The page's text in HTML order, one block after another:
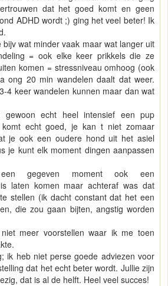
dat het goed komt en geen
ADHD wordt ;) ging het veel beter! Ik
wat minder vaak maar wat langer uit
= ook elke keer prikkels die ze
komen = stressniveau omhoog (ook
ong 20 min wandelen daalt dat weer.
4 keer wandelen kunnen maar dan wat
echt heel intensief een pup
echt goed, je kan t niet zomaar
je ook een oudere hond uit het asiel
je kunt elk moment dingen aanpassen
gegeven moment ook een
laten komen maar achteraf was dat
stellen (ik dacht constant dat het een
die zou gaan bijten, angstig worden
meer voorstellen waar ik me toen
ik heb niet perse goede adviezen voor
dat het echt beter wordt. Jullie zijn
dat is al de helft. Heel veel succes!